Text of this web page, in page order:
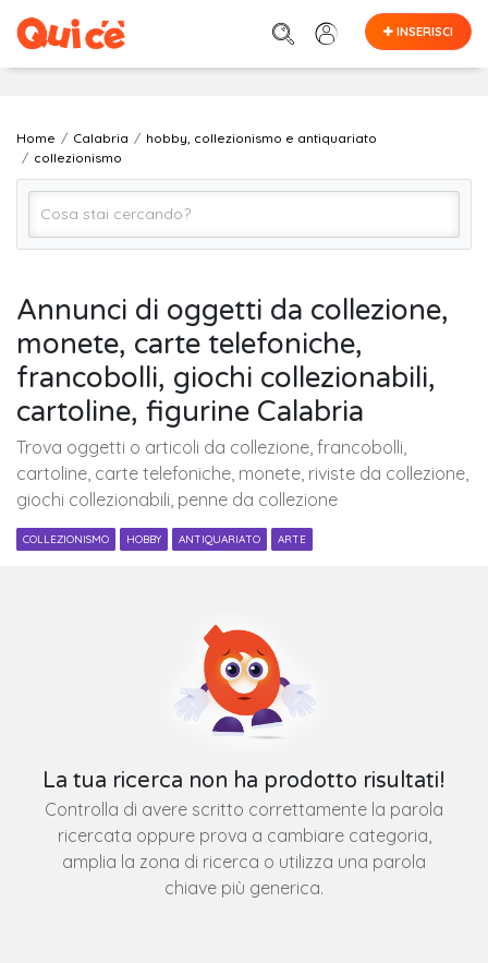
INSERISCI
Home Calabria
hobby, collezionismo e antiquariato
collezionismo
CALABRIA (regione)
Cerca
Annunci di oggetti da collezione,
monete, carte telefoniche,
francobolli, giochi collezionabili,
cartoline, figurine Calabria
Trova oggetti o articoli da collezione, francobolli,
cartoline, carte telefoniche, monete, riviste da collezione,
giochi collezionabili, penne da collezione
COLLEZIONISMO HOBBY ANTIQUARIATO ARTE
La tua ricerca non ha prodotto risultati!
Controlla di avere scritto correttamente la parola
ricercata oppure prova a cambiare categoria,
amplia la zona di ricerca o utilizza una parola
chiave più generica.